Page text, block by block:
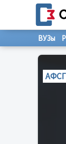
ВУЗы